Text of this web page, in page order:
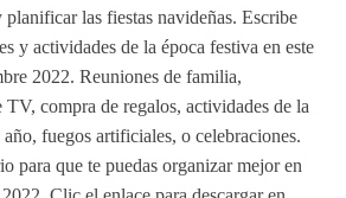
las fiestas navideñas. Escribe
y actividades de la época festiva en este
2022. Reuniones de familia,
TV, compra de regalos, actividades de la
fuegos artificiales, o celebraciones.
para que te puedas organizar mejor en